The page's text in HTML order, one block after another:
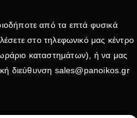
από τα επτά φυσικά
στο τηλεφωνικό μας κέντρο
καταστημάτων), ή να μας
διεύθυνση sales@panoikos.gr